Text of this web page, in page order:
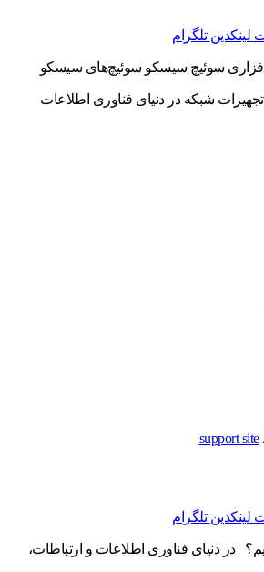
لینکدین تلگرام
سوئیچ سیسکو سوئیچ‌های سیسکو
شبکه در دنیای فناوری اطلاعات
support site
لینکدین تلگرام
در دنیای فناوری اطلاعات و ارتباطات،